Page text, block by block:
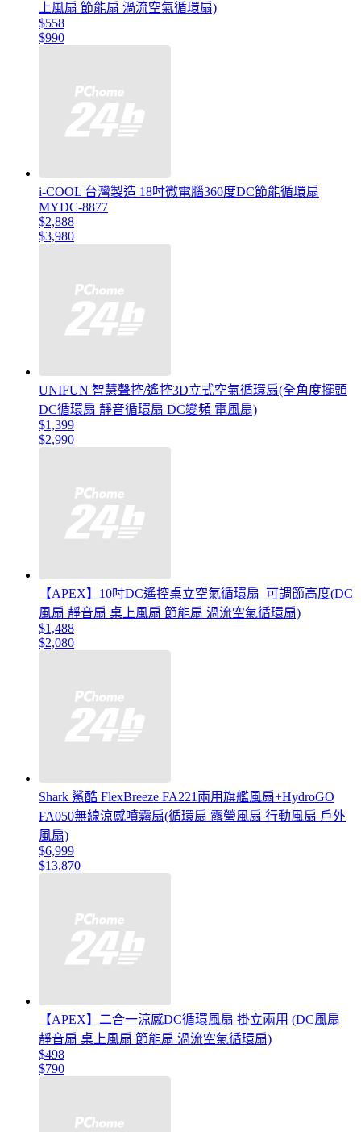
上風扇 節能扇 渦流空氣循環扇)
$558
$990
i-COOL 台灣製造 18吋微電腦360度DC節能循環扇
MYDC-8877
$2,888
$3,980
UNIFUN 智慧聲控/遙控3D立式空氣循環扇(全角度擺頭
DC循環扇 靜音循環扇 DC變頻 電風扇)
$1,399
$2,990
【APEX】10吋DC遙控桌立空氣循環扇_可調節高度(DC
風扇 靜音扇 桌上風扇 節能扇 渦流空氣循環扇)
$1,488
$2,080
Shark 鯊酷 FlexBreeze FA221兩用旗艦風扇+HydroGO
FA050無線涼感噴霧扇(循環扇 露營風扇 行動風扇 戶外
風扇)
$6,999
$13,870
【APEX】二合一涼感DC循環風扇 掛立兩用 (DC風扇
靜音扇 桌上風扇 節能扇 渦流空氣循環扇)
$498
$790